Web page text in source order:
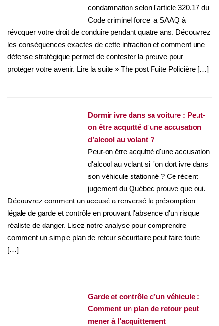
condamnation selon l'article 320.17 du
Code criminel force la SAAQ à
révoquer votre droit de conduire pendant quatre ans. Découvrez
les conséquences exactes de cette infraction et comment une
défense stratégique permet de contester la preuve pour
protéger votre avenir. Lire la suite » The post Fuite Policière […]
Dormir ivre dans sa voiture : Peut-
on être acquitté d’une accusation
d’alcool au volant ?
Peut-on être acquitté d'une accusation
d'alcool au volant si l'on dort ivre dans
son véhicule stationné ? Ce récent
jugement du Québec prouve que oui.
Découvrez comment un accusé a renversé la présomption
légale de garde et contrôle en prouvant l'absence d'un risque
réaliste de danger. Lisez notre analyse pour comprendre
comment un simple plan de retour sécuritaire peut faire toute
[…]
Garde et contrôle d’un véhicule :
Comment un plan de retour peut
mener à l’acquittement